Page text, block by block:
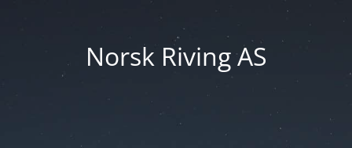
Norsk Riving AS